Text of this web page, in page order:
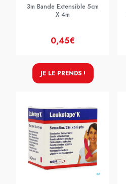
3m Bande Extensible 5cm
X 4m
0,45€
JE LE PRENDS !